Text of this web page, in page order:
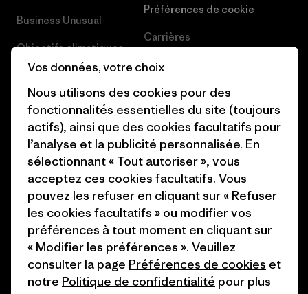
Business Unusual
Objectifs climatiques
1% For The Planet
Comment nous finançons
Cartes cadeaux
Nos magasins
Préférences de cookie
Carrières
Presse et media
Industry program
Programme d’affiliation
Patagonia Suisse Plan du site
© 2026 Patagonia, Inc. All Rights Reserved.
Vos données, votre choix
Nous utilisons des cookies pour des
fonctionnalités essentielles du site (toujours
actifs), ainsi que des cookies facultatifs pour
l’analyse et la publicité personnalisée. En
sélectionnant « Tout autoriser », vous
acceptez ces cookies facultatifs. Vous
pouvez les refuser en cliquant sur « Refuser
les cookies facultatifs » ou modifier vos
préférences à tout moment en cliquant sur
« Modifier les préférences ». Veuillez
consulter la page Préférences de cookies et
notre Politique de confidentialité pour plus